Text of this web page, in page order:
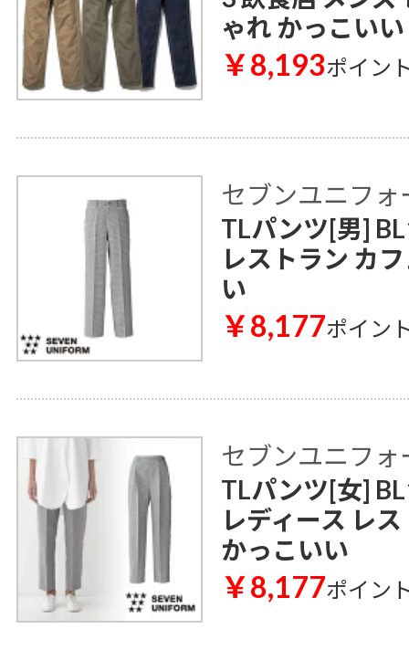
ゃれ かっこいい
￥8,193ポイン
セブンユニフォ
TLパンツ[男]
レストラン カ
い
￥8,177ポイン
セブンユニフォ
TLパンツ[女]
レディース レ
かっこいい
￥8,177ポイン